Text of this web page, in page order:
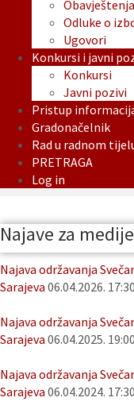
Odluke o
Ugovori
Konkursi i javni
Konkursi
Javni pozivi
Pristup
Gradonačelnik
Rad u radnom
PRETRAGA
Log in
Najave za medije
Najava održavanja
Sarajeva 06.04.2026. 17:30
Najava održavanja
Sarajeva 06.04.2025. 19:00
Najava održavanja
Sarajeva 06.04.2024. 17:30